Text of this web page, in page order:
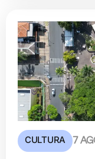
CULTURA 7